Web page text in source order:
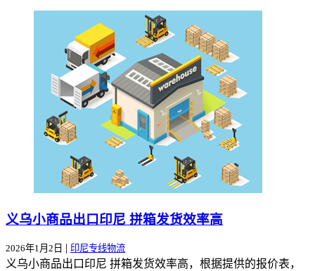
义乌小商品出口印尼 拼箱发货效率高
2026年1月2日 | 印尼专线物流
义乌小商品出口印尼 拼箱发货效率高，根据提供的报价表，